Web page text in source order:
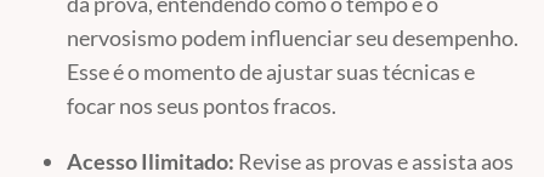
nervosismo podem influenciar seu desempenho.
Esse é o momento de ajustar suas técnicas e
focar nos seus pontos fracos.
Acesso Ilimitado: Revise as provas e assista aos